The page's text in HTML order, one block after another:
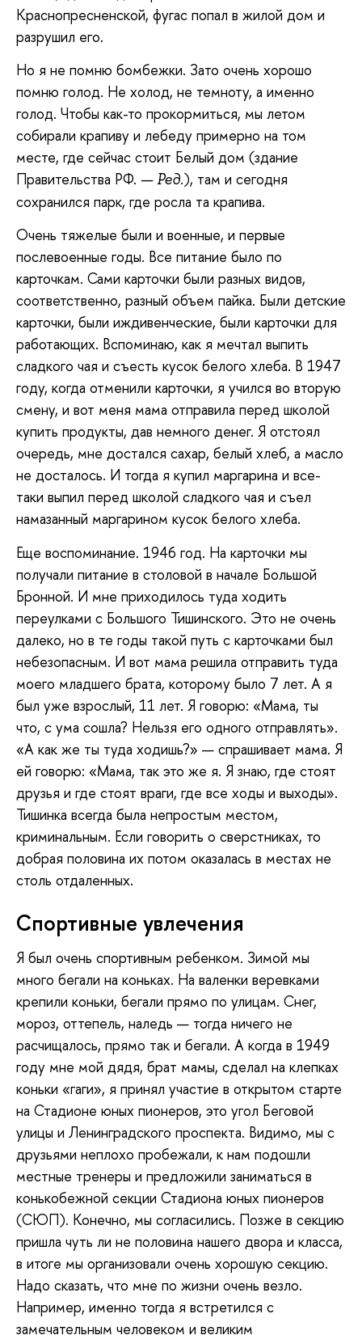
Краснопресненской, фугас попал в жилой дом и
разрушил его.
Но я не помню бомбежки. Зато очень хорошо
помню голод. Не холод, не темноту, а именно
голод. Чтобы как-то прокормиться, мы летом
собирали крапиву и лебеду примерно на том
месте, где сейчас стоит Белый дом (здание
Правительства РФ. — Ред.), там и сегодня
сохранился парк, где росла та крапива.
Очень тяжелые были и военные, и первые
послевоенные годы. Все питание было по
карточкам. Сами карточки были разных видов,
соответственно, разный объем пайка. Были детские
карточки, были иждивенческие, были карточки для
работающих. Вспоминаю, как я мечтал выпить
сладкого чая и съесть кусок белого хлеба. В 1947
году, когда отменили карточки, я учился во вторую
смену, и вот меня мама отправила перед школой
купить продукты, дав немного денег. Я отстоял
очередь, мне достался сахар, белый хлеб, а масло
не досталось. И тогда я купил маргарина и все-
таки выпил перед школой сладкого чая и съел
намазанный маргарином кусок белого хлеба.
Еще воспоминание. 1946 год. На карточки мы
получали питание в столовой в начале Большой
Бронной. И мне приходилось туда ходить
переулками с Большого Тишинского. Это не очень
далеко, но в те годы такой путь с карточками был
небезопасным. И вот мама решила отправить туда
моего младшего брата, которому было 7 лет. А я
был уже взрослый, 11 лет. Я говорю: «Мама, ты
что, с ума сошла? Нельзя его одного отправлять».
«А как же ты туда ходишь?» — спрашивает мама. Я
ей говорю: «Мама, так это же я. Я знаю, где стоят
друзья и где стоят враги, где все ходы и выходы».
Тишинка всегда была непростым местом,
криминальным. Если говорить о сверстниках, то
добрая половина их потом оказалась в местах не
столь отдаленных.
Спортивные увлечения
Я был очень спортивным ребенком. Зимой мы
много бегали на коньках. На валенки веревками
крепили коньки, бегали прямо по улицам. Снег,
мороз, оттепель, наледь — тогда ничего не
расчищалось, прямо так и бегали. А когда в 1949
году мне мой дядя, брат мамы, сделал на клепках
коньки «гаги», я принял участие в открытом старте
на Стадионе юных пионеров, это угол Беговой
улицы и Ленинградского проспекта. Видимо, мы с
друзьями неплохо пробежали, к нам подошли
местные тренеры и предложили заниматься в
конькобежной секции Стадиона юных пионеров
(СЮП). Конечно, мы согласились. Позже в секцию
пришла чуть ли не половина нашего двора и класса,
в итоге мы организовали очень хорошую секцию.
Надо сказать, что мне по жизни очень везло.
Например, именно тогда я встретился с
замечательным человеком и великим